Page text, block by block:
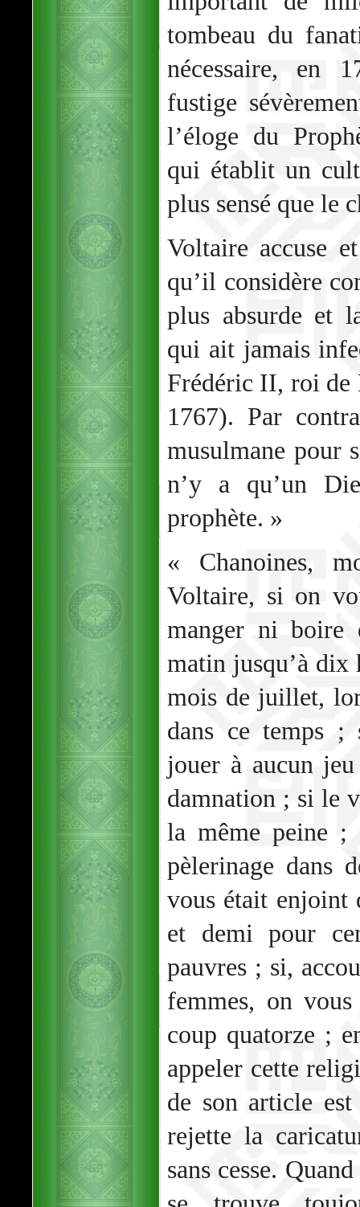
tombeau du
nécessaire, en
fustige
l’éloge du
qui établit un
plus sensé que le
Voltaire accuse
qu’il considère
plus absurde et
qui ait jamais
Frédéric II, roi de
1767). Par
musulmane pour
n’y a qu’un
prophète. »
« Chanoines,
Voltaire, si on
manger ni boire
matin jusqu’à dix
mois de juillet,
dans ce temps ;
jouer à aucun
damnation ; si le
la même peine
pèlerinage dans
vous était enjoint
et demi pour
pauvres ; si,
femmes, on
coup quatorze ;
appeler cette
de son article
rejette la
sans cesse.